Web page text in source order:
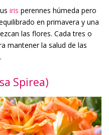
iris perennes húmeda pero
en primavera y una
las flores. Cada tres o
mantener la salud de las
Spirea)